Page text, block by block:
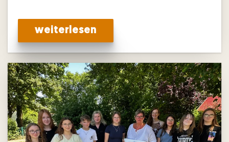
weiterlesen